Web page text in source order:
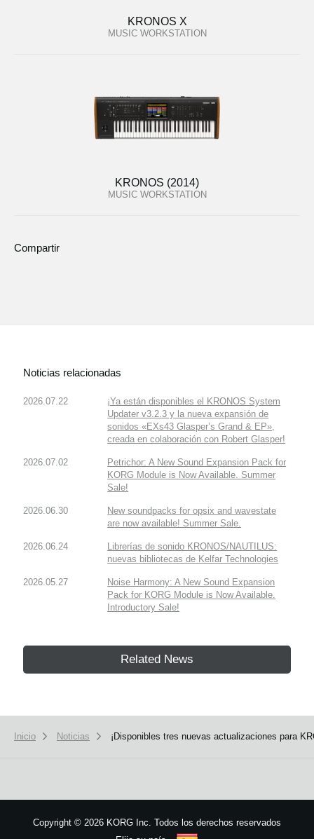
KRONOS X
MUSIC WORKSTATION
KRONOS (2014)
MUSIC WORKSTATION
Compartir
Noticias relacionadas
2026.07.22
¡Ya están disponibles el KRONOS System
Updater v3.2.3 y la nueva expansión de
sonidos «EXs43 Glasper’s Grand & EP»,
creada en colaboración con Robert Glasper!
2026.07.02
Petrichor: A New Sound Expansion Pack for
KORG Module is Now Available. Summer
Sale!
2026.06.30
New soundpacks for opsix and wavestate
are now available! Summer Sale.
2026.06.24
Librerías de sonido KRONOS/NAUTILUS:
nuevas bibliotecas de Kelfar Technologies
2026.05.27
Noise Harmony: A New Sound Expansion
Pack for KORG Module is Now Available.
Introductory Sale!
Related News
Inicio Noticias ¡Disponibles tres nuevas actualizaciones para
Copyright © 2026 KORG Inc. Todos los derechos reservados